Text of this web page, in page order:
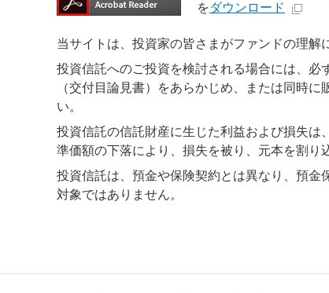
をダウンロード
当サイトは、投資家の皆さまがファンドの理解
投資信託へのご投資を検討される場合には、
（交付目論見書）をあらかじめ、または同時
い。
投資信託の信託財産に生じた利益および損失
準価額の下落により、損失を被り、元本を割り
投資信託は、預金や保険契約とは異なり、預
対象ではありません。